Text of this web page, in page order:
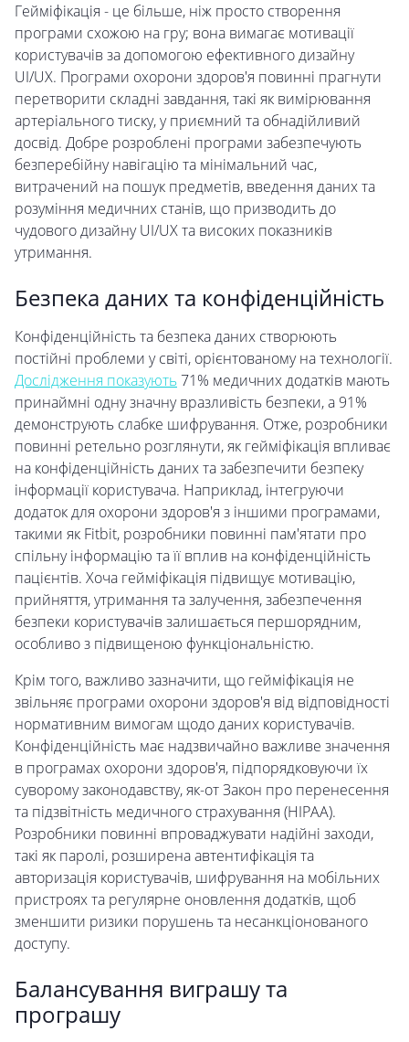
Гейміфікація - це більше, ніж просто створення
програми схожою на гру; вона вимагає мотивації
користувачів за допомогою ефективного дизайну
UI/UX. Програми охорони здоров'я повинні прагнути
перетворити складні завдання, такі як вимірювання
артеріального тиску, у приємний та обнадійливий
досвід. Добре розроблені програми забезпечують
безперебійну навігацію та мінімальний час,
витрачений на пошук предметів, введення даних та
розуміння медичних станів, що призводить до
чудового дизайну UI/UX та високих показників
утримання.
Безпека даних та конфіденційність
Конфіденційність та безпека даних створюють
постійні проблеми у світі, орієнтованому на технології.
Дослідження показують71% медичних додатків мають
принаймні одну значну вразливість безпеки, а 91%
демонструють слабке шифрування. Отже, розробники
повинні ретельно розглянути, як гейміфікація впливає
на конфіденційність даних та забезпечити безпеку
інформації користувача. Наприклад, інтегруючи
додаток для охорони здоров'я з іншими програмами,
такими як Fitbit, розробники повинні пам'ятати про
спільну інформацію та її вплив на конфіденційність
пацієнтів. Хоча гейміфікація підвищує мотивацію,
прийняття, утримання та залучення, забезпечення
безпеки користувачів залишається першорядним,
особливо з підвищеною функціональністю.
Крім того, важливо зазначити, що гейміфікація не
звільняє програми охорони здоров'я від відповідності
нормативним вимогам щодо даних користувачів.
Конфіденційність має надзвичайно важливе значення
в програмах охорони здоров'я, підпорядковуючи їх
суворому законодавству, як-от Закон про перенесення
та підзвітність медичного страхування (HIPAA).
Розробники повинні впроваджувати надійні заходи,
такі як паролі, розширена автентифікація та
авторизація користувачів, шифрування на мобільних
пристроях та регулярне оновлення додатків, щоб
зменшити ризики порушень та несанкціонованого
доступу.
Балансування виграшу та
програшу